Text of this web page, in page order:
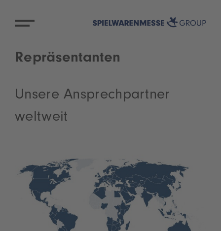
Repräsentanten
Unsere Ansprechpartner
weltweit